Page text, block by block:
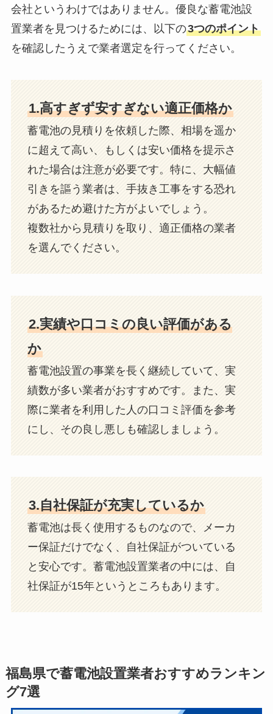
会社というわけではありません。優良な蓄電池設
置業者を見つけるためには、以下の3つのポイント
を確認したうえで業者選定を行ってください。
1.高すぎず安すぎない適正価格か
蓄電池の見積りを依頼した際、相場を遥か
に超えて高い、もしくは安い価格を提示さ
れた場合は注意が必要です。特に、大幅値
引きを謳う業者は、手抜き工事をする恐れ
があるため避けた方がよいでしょう。
複数社から見積りを取り、適正価格の業者
を選んでください。
2.実績や口コミの良い評価がある
か
蓄電池設置の事業を長く継続していて、実
績数が多い業者がおすすめです。また、実
際に業者を利用した人の口コミ評価を参考
にし、その良し悪しも確認しましょう。
3.自社保証が充実しているか
蓄電池は長く使用するものなので、メーカ
ー保証だけでなく、自社保証がついている
と安心です。蓄電池設置業者の中には、自
社保証が15年というところもあります。
福島県で蓄電池設置業者おすすめランキン
グ7選